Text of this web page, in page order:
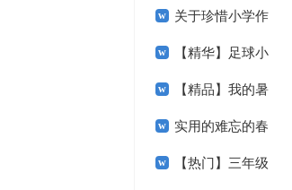
学作文600字3篇
关于珍惜小学作
文400字五篇
【精华】足球小
学作文汇总9篇
【精品】我的暑
假生活小学作文8篇
实用的难忘的春
节小学作文合集6篇
【热门】三年级